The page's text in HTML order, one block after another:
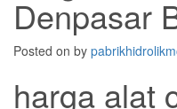
Denpasar
Posted on by
harga alat